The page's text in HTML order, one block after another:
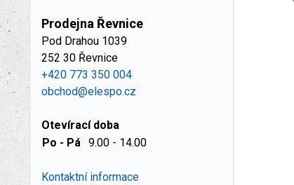
Prodejna Řevnice
Pod Drahou 1039
252 30 Řevnice
+420 773 350 004
obchod@elespo.cz
Otevírací doba
Po - Pá 9.00 - 14.00
Kontaktní informace